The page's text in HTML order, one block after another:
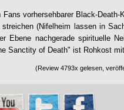
vorhersehbarer Black-Death-
(Nifelheim lassen in
Ebene nachgerade spirituelle
Sanctity of Death" ist Rohkost
(Review 4793x gelesen,